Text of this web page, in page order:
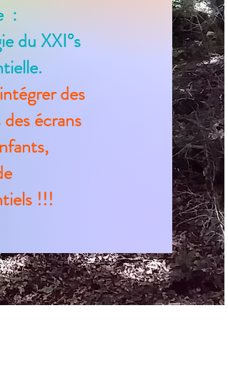
:
du XXI°s
des
écrans
!!!